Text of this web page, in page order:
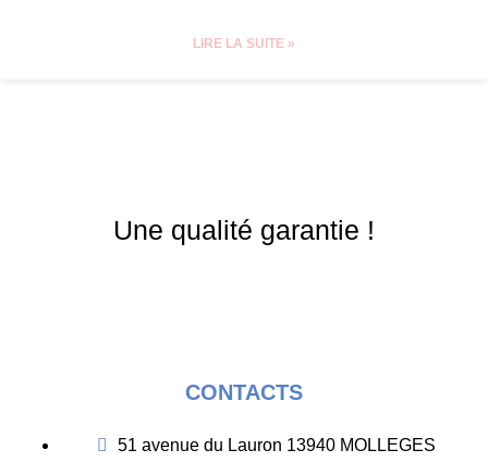
LIRE LA SUITE »
Une qualité garantie !
CONTACTS
51 avenue du Lauron 13940 MOLLEGES